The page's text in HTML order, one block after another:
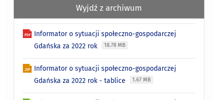
Wyjdź z archiwum
Informator o sytuacji społeczno-gospodarczej
Gdańska za 2022 rok
18.78 MB
Informator o sytuacji społeczno-gospodarczej
Gdańska za 2022 rok - tablice
1.67 MB